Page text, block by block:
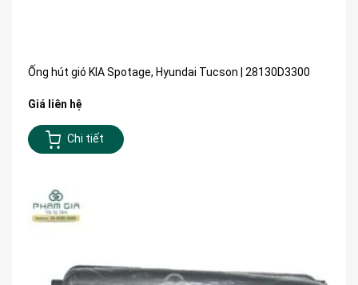
Ống hút gió KIA Spotage, Hyundai Tucson | 28130D3300
Giá liên hệ
Chi tiết